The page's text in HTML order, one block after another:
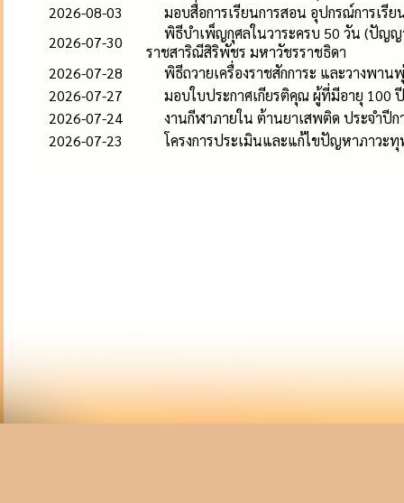
2026-08-03
มอบสื่อการเรียนการสอน อุปกรณ์การเรี
2026-07-30
พิธีบำเพ็ญกุศลในวาระครบ 50 วัน (ปัญญ
ราชสาริณีสิริพัชร มหาวัชรราชธิดา
2026-07-28
พิธีถวายเครื่องราชสักการะ และวางพา
2026-07-27
มอบใบประกาศเกียรติคุณ ผู้ที่มีอายุ 100 ปี
2026-07-24
งานกีฬาภายใน ต้านยาเสพติด ประจำปี
2026-07-23
โครงการประเมินและแก้ไขปัญหาภาวะ